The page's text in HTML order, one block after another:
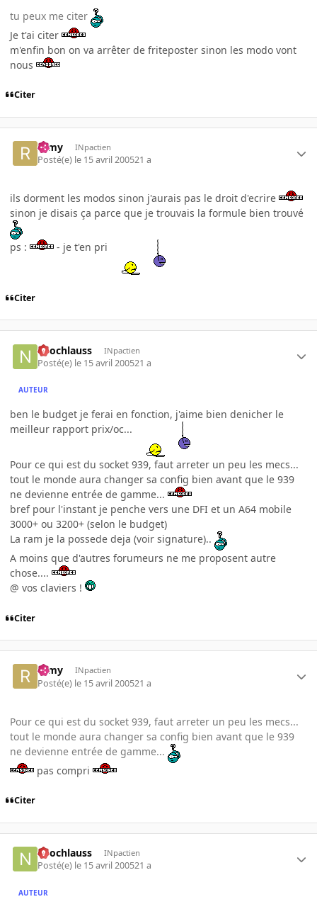
tu peux me citer
Je t'ai citer
m'enfin bon on va arrêter de friteposter sinon les modo vont
nous
Citer
ramy INpactien
Posté(e) le 15 avril 200521 a
ils dorment les modos sinon j'aurais pas le droit d'ecrire
sinon je disais ça parce que je trouvais la formule bien trouvé
ps : - je t'en pri
Citer
neochlauss INpactien
Posté(e) le 15 avril 200521 a
AUTEUR
ben le budget je ferai en fonction, j'aime bien denicher le
meilleur rapport prix/oc...
Pour ce qui est du socket 939, faut arreter un peu les mecs...
tout le monde aura changer sa config bien avant que le 939
ne devienne entrée de gamme...
bref pour l'instant je penche vers une DFI et un A64 mobile
3000+ ou 3200+ (selon le budget)
La ram je la possede deja (voir signature)..
A moins que d'autres forumeurs ne me proposent autre
chose....
@ vos claviers !
Citer
ramy INpactien
Posté(e) le 15 avril 200521 a
Pour ce qui est du socket 939, faut arreter un peu les mecs...
tout le monde aura changer sa config bien avant que le 939
ne devienne entrée de gamme...
pas compri
Citer
neochlauss INpactien
Posté(e) le 15 avril 200521 a
AUTEUR